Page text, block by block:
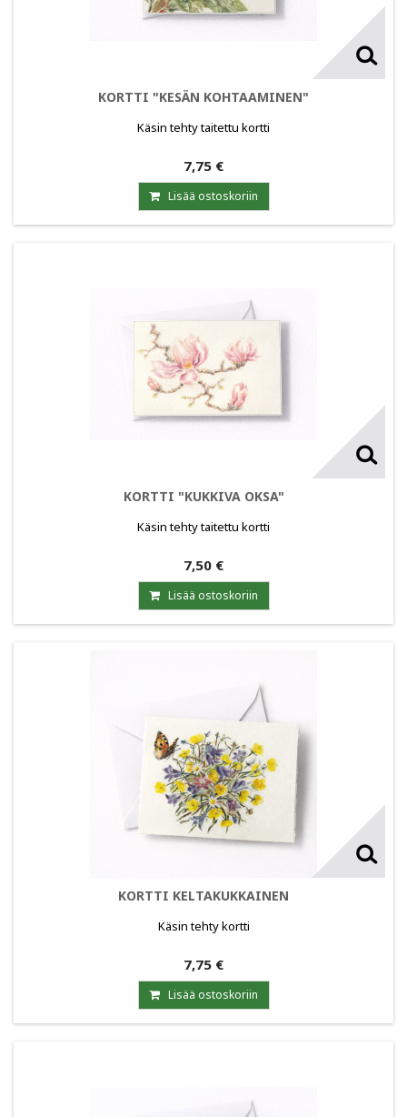
KORTTI "KESÄN KOHTAAMINEN"
Käsin tehty taitettu kortti
7,75 €
Lisää ostoskoriin
KORTTI "KUKKIVA OKSA"
Käsin tehty taitettu kortti
7,50 €
Lisää ostoskoriin
KORTTI KELTAKUKKAINEN
Käsin tehty kortti
7,75 €
Lisää ostoskoriin